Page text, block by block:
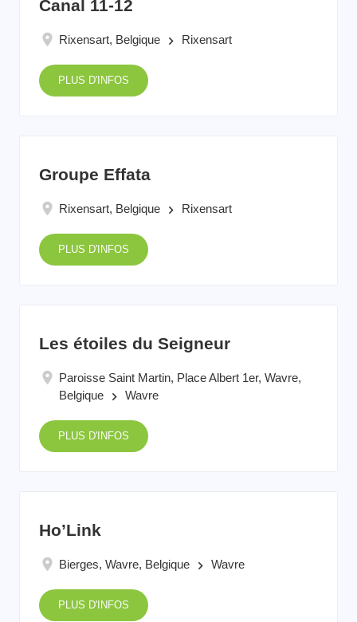
Canal 11-12
Rixensart, Belgique keyboard_arrow_right Rixensart
PLUS D'INFOS
Groupe Effata
Rixensart, Belgique keyboard_arrow_right Rixensart
PLUS D'INFOS
Les étoiles du Seigneur
Paroisse Saint Martin, Place Albert 1er, Wavre,
Belgique
keyboard_arrow_right Wavre
PLUS D'INFOS
Ho’Link
Bierges, Wavre, Belgique keyboard_arrow_right Wavre
PLUS D'INFOS